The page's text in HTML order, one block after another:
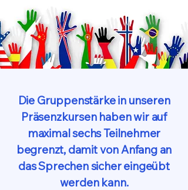
Die Gruppenstärke in unseren
Präsenzkursen haben wir auf
maximal sechs Teilnehmer
begrenzt, damit von Anfang an
das Sprechen sicher eingeübt
werden kann.